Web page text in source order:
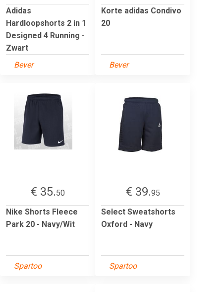
Adidas
Hardloopshorts 2 in 1
Designed 4 Running -
Zwart
Bever
Korte adidas Condivo
20
Bever
€ 35.50
Nike Shorts Fleece
Park 20 - Navy/Wit
Spartoo
€ 39.95
Select Sweatshorts
Oxford - Navy
Spartoo